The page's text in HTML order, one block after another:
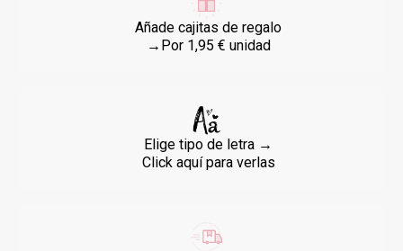
Añade cajitas de regalo
→Por 1,95 € unidad
Elige tipo de letra →
Click aquí para verlas